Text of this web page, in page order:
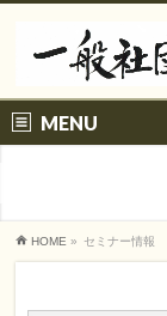
MENU
HOME » セミナー情報